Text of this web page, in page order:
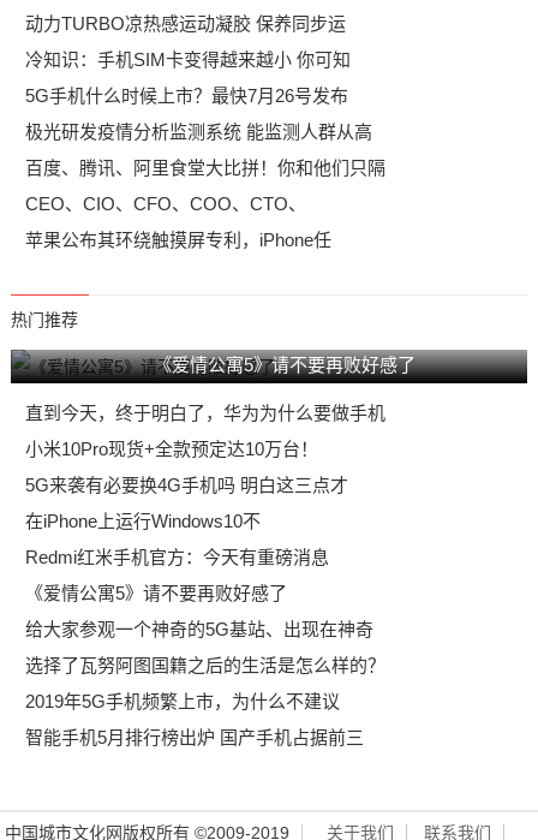
动力TURBO凉热感运动凝胶 保养同步运
冷知识：手机SIM卡变得越来越小 你可知
5G手机什么时候上市？最快7月26号发布
极光研发疫情分析监测系统 能监测人群从高
百度、腾讯、阿里食堂大比拼！你和他们只隔
CEO、CIO、CFO、COO、CTO、
苹果公布其环绕触摸屏专利，iPhone任
热门推荐
《爱情公寓5》请不要再败好感了
直到今天，终于明白了，华为为什么要做手机
小米10Pro现货+全款预定达10万台！
5G来袭有必要换4G手机吗 明白这三点才
在iPhone上运行Windows10不
Redmi红米手机官方：今天有重磅消息
《爱情公寓5》请不要再败好感了
给大家参观一个神奇的5G基站、出现在神奇
选择了瓦努阿图国籍之后的生活是怎么样的？
2019年5G手机频繁上市，为什么不建议
智能手机5月排行榜出炉 国产手机占据前三
中国城市文化网版权所有 ©2009-2019 关于我们 联系我们